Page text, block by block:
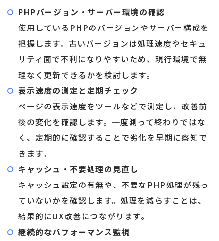
PHPバージョン・サーバー環境の確認
使用しているPHPのバージョンやサーバー構成を
把握します。古いバージョンは処理速度やセキュ
リティ面で不利になりやすいため、現行環境で無
理なく更新できるかを検討します。
表示速度の測定と定期チェック
ページの表示速度をツールなどで測定し、改善前
後の変化を確認します。一度測って終わりではな
く、定期的に確認することで劣化を早期に察知で
きます。
キャッシュ・不要処理の見直し
キャッシュ設定の有無や、不要なPHP処理が残っ
ていないかを確認します。処理を減らすことは、
結果的にUX改善につながります。
継続的なパフォーマンス監視